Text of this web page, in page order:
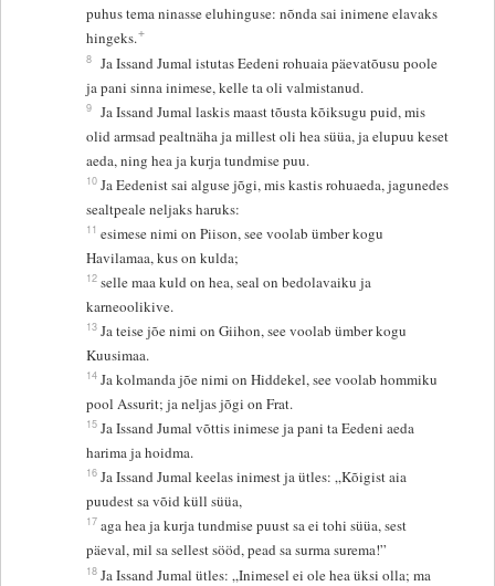
puhus tema ninasse eluhinguse: nõnda sai inimene elavaks
hingeks.+
8 Ja Issand Jumal istutas Eedeni rohuaia päevatõusu poole
ja pani sinna inimese, kelle ta oli valmistanud.
9 Ja Issand Jumal laskis maast tõusta kõiksugu puid, mis
olid armsad pealtnäha ja millest oli hea süüa, ja elupuu keset
aeda, ning hea ja kurja tundmise puu.
10 Ja Eedenist sai alguse jõgi, mis kastis rohuaeda, jagunedes
sealtpeale neljaks haruks:
11 esimese nimi on Piison, see voolab ümber kogu
Havilamaa, kus on kulda;
12 selle maa kuld on hea, seal on bedolavaiku ja
karneoolikive.
13 Ja teise jõe nimi on Giihon, see voolab ümber kogu
Kuusimaa.
14 Ja kolmanda jõe nimi on Hiddekel, see voolab hommiku
pool Assurit; ja neljas jõgi on Frat.
15 Ja Issand Jumal võttis inimese ja pani ta Eedeni aeda
harima ja hoidma.
16 Ja Issand Jumal keelas inimest ja ütles: „Kõigist aia
puudest sa võid küll süüa,
17 aga hea ja kurja tundmise puust sa ei tohi süüa, sest
päeval, mil sa sellest sööd, pead sa surma surema!”
18 Ja Issand Jumal ütles: „Inimesel ei ole hea üksi olla; ma